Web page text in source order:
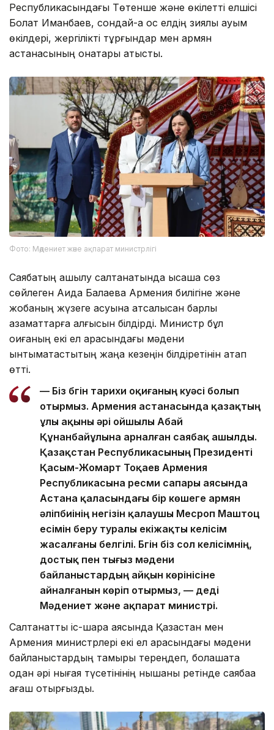
Республикасындағы Төтенше және өкілетті елшісі
Болат Иманбаев, сондай-ақ қос елдің зиялы қауым
өкілдері, жергілікті тұрғындар мен армян
астанасының қонақтары қатысты.
Фото: Мәдениет және ақпарат министрлігі
Саябақтың ашылу салтанатында қысқаша сөз
сөйлеген Аида Балаева Армения билігіне және
жобаның жүзеге асуына атсалысқан барлық
азаматтарға алғысын білдірді. Министр бұл
оқиғаның екі ел арасындағы мәдени
ынтымақтастықтың жаңа кезеңін білдіретінін атап
өтті.
— Біз бүгін тарихи оқиғаның куәсі болып
отырмыз. Армения астанасында қазақтың
ұлы ақыны әрі ойшылы Абай
Құнанбайұлына арналған саябақ ашылды.
Қазақстан Республикасының Президенті
Қасым-Жомарт Тоқаев Армения
Республикасына ресми сапары аясында
Астана қаласындағы бір көшеге армян
әліпбиінің негізін қалаушы Месроп Маштоц
есімін беру туралы екіжақты келісім
жасалғаны белгілі. Бүгін біз сол келісімнің,
достық пен тығыз мәдени
байланыстардың айқын көрінісіне
айналғанын көріп отырмыз, — деді
Мәдениет және ақпарат министрі.
Салтанатты іс-шара аясында Қазақстан мен
Армения министрлері екі ел арасындағы мәдени
байланыстардың тамыры тереңдеп, болашақта
одан әрі нығая түсетінінің нышаны ретінде саябаққа
ағаш отырғызды.